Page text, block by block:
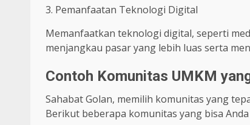
3. Pemanfaatan Teknologi Digital
Memanfaatkan teknologi digital, seperti
menjangkau pasar yang lebih luas serta
Contoh Komunitas UMKM
Sahabat Golan, memilih komunitas yang
Berikut beberapa komunitas yang bisa